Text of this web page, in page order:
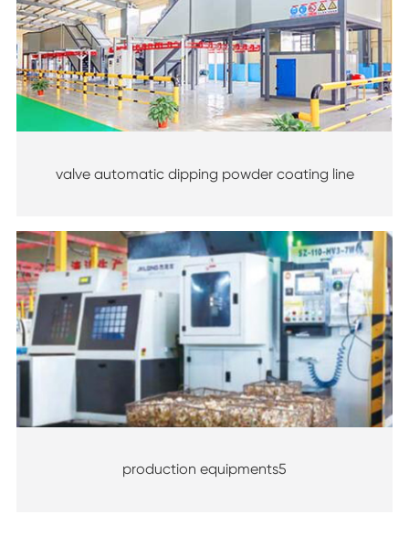
valve automatic dipping powder coating line
production equipments5